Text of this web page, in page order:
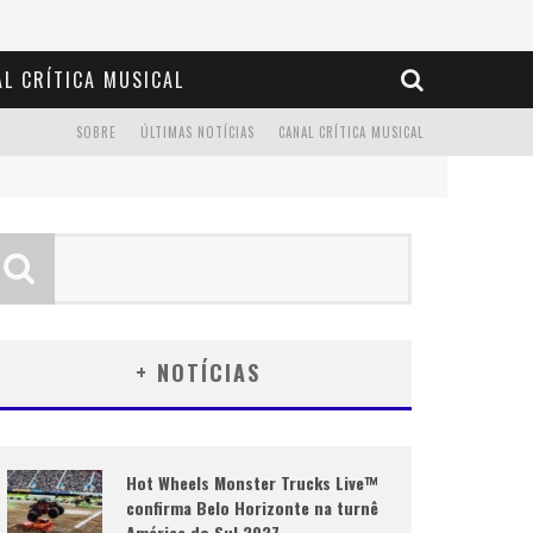
CRÍTICA MUSICAL
CANAL CRÍTICA MUSICAL
ÚLTIMAS NOTÍCIAS
SOBRE
+ NOTÍCIAS
Hot Wheels Monster Trucks Live™
confirma Belo Horizonte na turnê